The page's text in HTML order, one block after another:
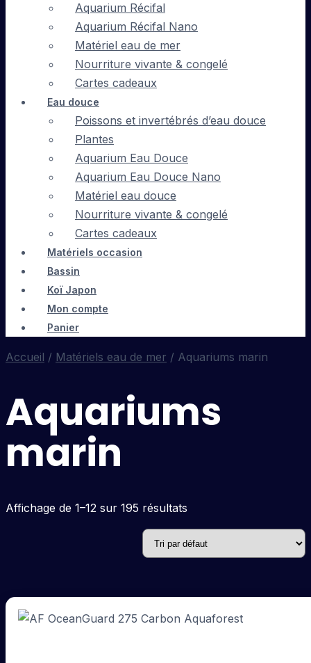
Aquarium Récifal
Aquarium Récifal Nano
Matériel eau de mer
Nourriture vivante & congelé
Cartes cadeaux
Eau douce
Poissons et invertébrés d’eau douce
Plantes
Aquarium Eau Douce
Aquarium Eau Douce Nano
Matériel eau douce
Nourriture vivante & congelé
Cartes cadeaux
Matériels occasion
Bassin
Koï Japon
Mon compte
Panier
Accueil / Matériels eau de mer / Aquariums marin
Aquariums
marin
Affichage de 1–12 sur 195 résultats